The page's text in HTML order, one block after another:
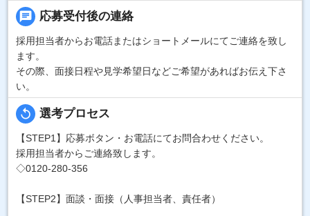
chat 応募受付後の連絡
採用担当者からお電話またはショートメールにてご連絡を致し
ます。
その際、面接日程や見学希望日などご希望があればお伝え下さ
い。
replay 選考プロセス
【STEP1】応募ボタン・お電話にてお問合わせください。
採用担当者からご連絡致します。
◇0120-280-356
【STEP2】面談・面接（人事担当者、責任者）